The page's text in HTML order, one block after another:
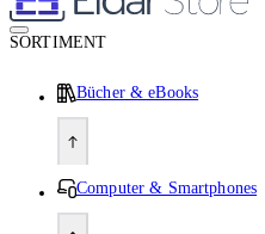
SORTIMENT
Bücher & eBooks
Computer & Smartphones